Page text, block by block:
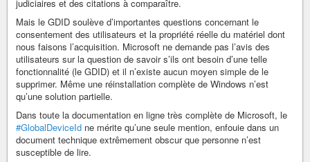
judiciaires et des citations à comparaître.
Mais le GDID soulève d’importantes questions concernant le
consentement des utilisateurs et la propriété réelle du matériel dont
nous faisons l’acquisition. Microsoft ne demande pas l’avis des
utilisateurs sur la question de savoir s’ils ont besoin d’une telle
fonctionnalité (le GDID) et il n’existe aucun moyen simple de le
supprimer. Même une réinstallation complète de Windows n’est
qu’une solution partielle.
Dans toute la documentation en ligne très complète de Microsoft, le
#GlobalDeviceId ne mérite qu’une seule mention, enfouie dans un
document technique extrêmement obscur que personne n’est
susceptible de lire.